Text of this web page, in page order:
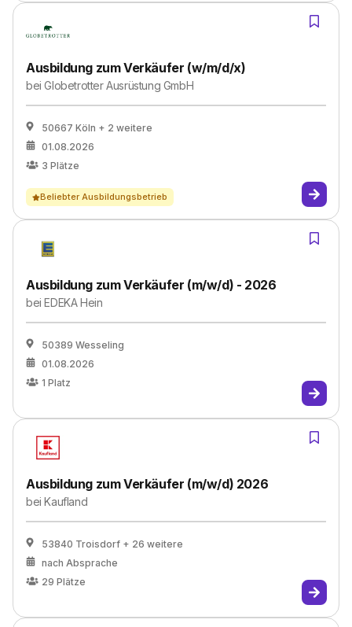
Ausbildung zum Verkäufer (w/m/d/x)
beiGlobetrotter Ausrüstung GmbH
50667 Köln + 2 weitere
01.08.2026
3 Plätze
Beliebter Ausbildungsbetrieb
Ausbildung zum Verkäufer (m/w/d) - 2026
beiEDEKA Hein
50389 Wesseling
01.08.2026
1 Platz
Ausbildung zum Verkäufer (m/w/d) 2026
beiKaufland
53840 Troisdorf + 26 weitere
nach Absprache
29 Plätze